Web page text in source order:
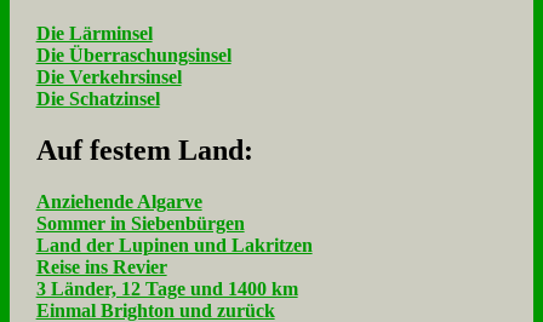
Die Lärminsel
Die Überraschungsinsel
Die Verkehrsinsel
Die Schatzinsel
Auf fe­stem Land:
Anziehende Algarve
Sommer in Siebenbürgen
Land der Lupinen und Lakritzen
Reise ins Revier
3 Länder, 12 Tage und 1400 km
Einmal Brighton und zurück